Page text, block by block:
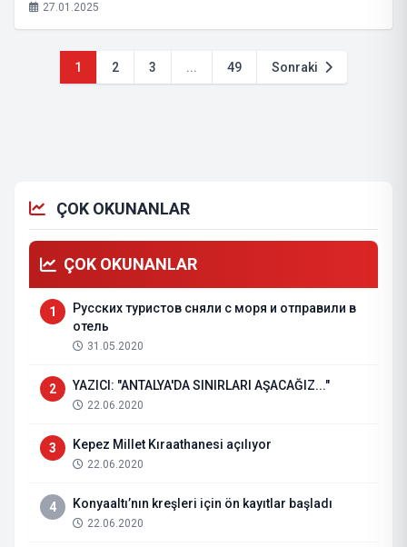
27.01.2025
1 2 3 ... 49 Sonraki
ÇOK OKUNANLAR
ÇOK OKUNANLAR
1
Русских туристов сняли с моря и отправили в
отель
31.05.2020
2 YAZICI: "ANTALYA'DA SINIRLARI AŞACAĞIZ..."
22.06.2020
3 Kepez Millet Kıraathanesi açılıyor
22.06.2020
4 Konyaaltı’nın kreşleri için ön kayıtlar başladı
22.06.2020